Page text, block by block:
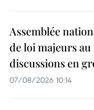
Assemblée
de loi majeurs au
discussions en
07/08/2026 10:14